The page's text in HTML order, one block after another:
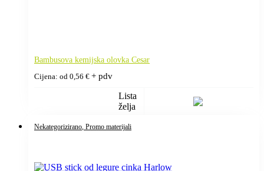
Bambusova kemijska olovka Cesar
Cijena: od 0,56 € + pdv
Lista
želja
Nekategorizirano , Promo materijali